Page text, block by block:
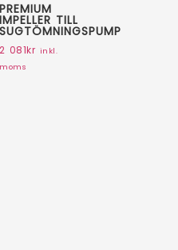
PREMIUM
IMPELLER TILL
SUGTÖMNINGSPUMP
2 081kr inkl.
moms